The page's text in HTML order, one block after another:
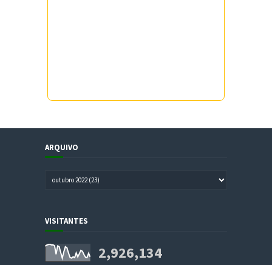
ARQUIVO
VISITANTES
2,926,134